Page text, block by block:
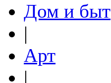
Дом и быт
|
Арт
|